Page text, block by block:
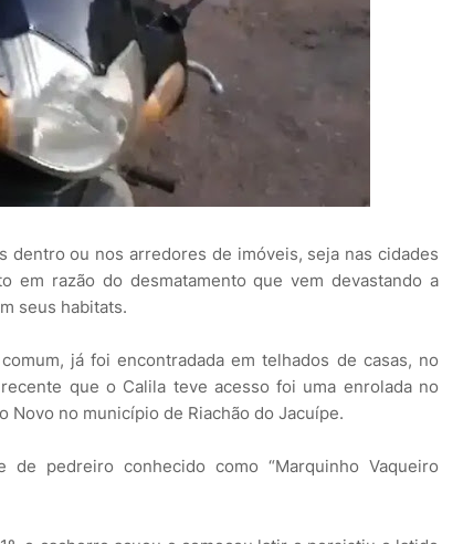
ou nos arredores de imóveis, seja nas cidades
razão do desmatamento que vem devastando a
seus habitats.
já foi encontradada em telhados de casas, no
que o Calila teve acesso foi uma enrolada no
no município de Riachão do Jacuípe.
pedreiro conhecido como “Marquinho Vaqueiro